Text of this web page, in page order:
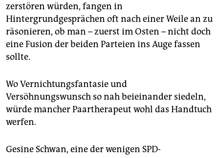
zerstören würden, fangen in
Hintergrundgesprächen oft nach einer Weile an zu
räsonieren, ob man – zuerst im Osten – nicht doch
eine Fusion der beiden Parteien ins Auge fassen
sollte.
Wo Vernichtungsfantasie und
Versöhnungswunsch so nah beieinander siedeln,
würde mancher Paartherapeut wohl das Handtuch
werfen.
Gesine Schwan, eine der wenigen SPD-